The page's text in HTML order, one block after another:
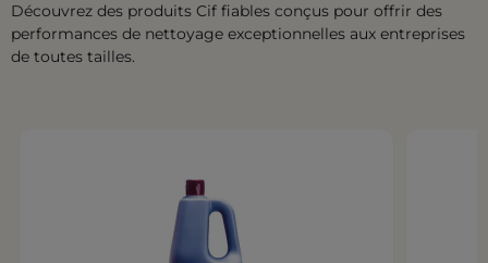
Découvrez des produits Cif fiables conçus pour offrir des
performances de nettoyage exceptionnelles aux entreprises
de toutes tailles.